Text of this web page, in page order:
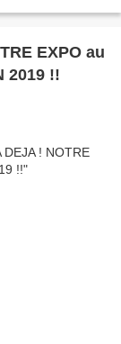
EXPO au
2019 !!